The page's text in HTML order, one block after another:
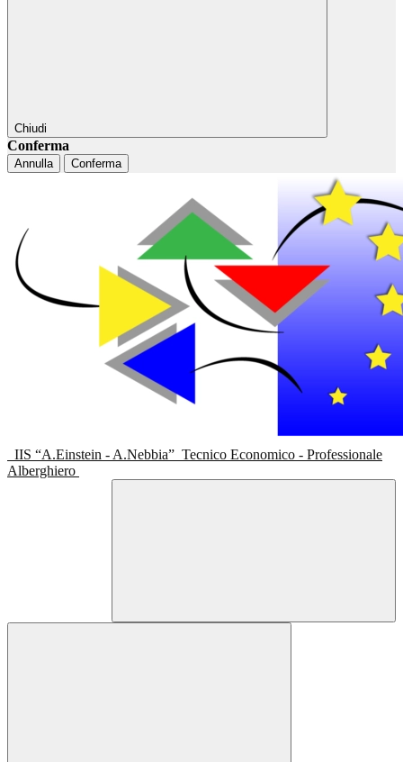
Chiudi
Conferma
Annulla Conferma
IIS “A.Einstein - A.Nebbia” Tecnico Economico - Professionale
Alberghiero